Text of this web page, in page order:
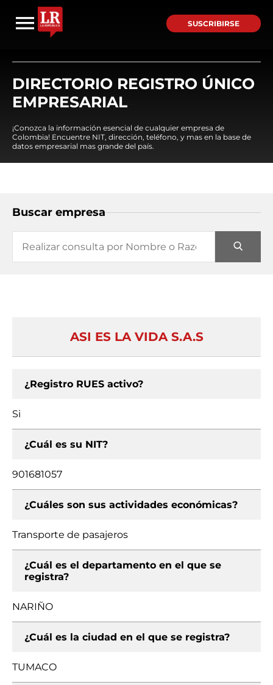
SUSCRIBIRSE
DIRECTORIO REGISTRO ÚNICO
EMPRESARIAL
¡Conozca la información esencial de cualquier empresa de
Colombia! Encuentre NIT, dirección, teléfono, y mas en la base de
datos empresarial mas grande del país.
Buscar empresa
ASI ES LA VIDA S.A.S
¿Registro RUES activo?
Si
¿Cuál es su NIT?
901681057
¿Cuáles son sus actividades económicas?
Transporte de pasajeros
¿Cuál es el departamento en el que se
registra?
NARIÑO
¿Cuál es la ciudad en el que se registra?
TUMACO